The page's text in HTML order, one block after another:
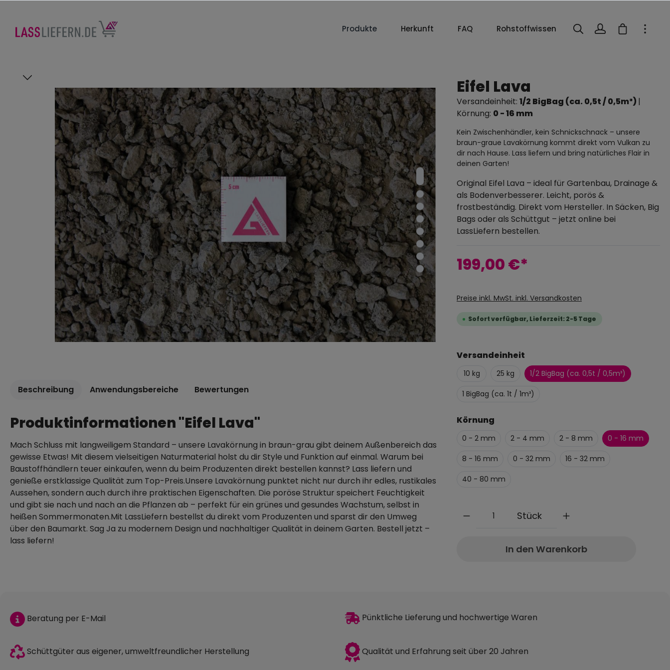
Produkte Herkunft FAQ Rohstoffwissen
Eifel Lava
Versandeinheit: 1/2 BigBag (ca. 0,5t / 0,5m³) |
Körnung: 0 - 16 mm
Kein Zwischenhändler, kein Schnickschnack – unsere
braun-graue Lavakörnung kommt direkt vom Vulkan zu
dir nach Hause. Lass liefern und bring natürliches Flair in
deinen Garten!
Original Eifel Lava – ideal für Gartenbau, Drainage &
als Bodenverbesserer. Leicht, porös &
frostbeständig. Direkt vom Hersteller. In Säcken, Big
Bags oder als Schüttgut – jetzt online bei
LassLiefern bestellen.
199,00 €*
Preise inkl. MwSt. inkl. Versandkosten
Sofort verfügbar, Lieferzeit: 2-5 Tage
Versandeinheit
10 kg 25 kg 1/2 BigBag (ca. 0,5t / 0,5m³)
1 BigBag (ca. 1t / 1m³)
Körnung
0 - 2 mm 2 - 4 mm 2 - 8 mm 0 - 16 mm
8 - 16 mm 0 - 32 mm 16 - 32 mm
40 - 80 mm
Stück
In den Warenkorb
Beschreibung Anwendungsbereiche Bewertungen
Produktinformationen "Eifel Lava"
Mach Schluss mit langweiligem Standard – unsere Lavakörnung in braun-grau gibt deinem Außenbereich das
gewisse Etwas! Mit diesem vielseitigen Naturmaterial holst du dir Style und Funktion auf einmal. Warum bei
Baustoffhändlern teuer einkaufen, wenn du beim Produzenten direkt bestellen kannst? Lass liefern und
genieße erstklassige Qualität zum Top-Preis.Unsere Lavakörnung punktet nicht nur durch ihr edles, rustikales
Aussehen, sondern auch durch ihre praktischen Eigenschaften. Die poröse Struktur speichert Feuchtigkeit
und gibt sie nach und nach an die Pflanzen ab – perfekt für ein grünes und gesundes Wachstum, selbst in
heißen Sommermonaten.Mit LassLiefern bestellst du direkt vom Produzenten und sparst dir den Umweg
über den Baumarkt. Sag Ja zu modernem Design und nachhaltiger Qualität in deinem Garten. Bestell jetzt –
lass liefern!
Beratung per E-Mail
Schüttgüter aus eigener, umweltfreundlicher Herstellung
Pünktliche Lieferung und hochwertige Waren
Qualität und Erfahrung seit über 20 Jahren